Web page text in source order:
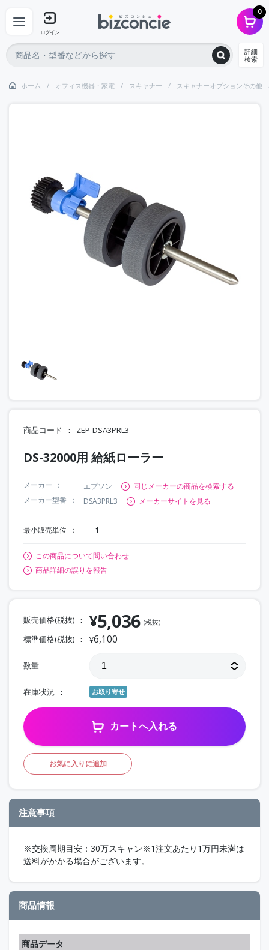
ログイン
0
詳細
検索
ホーム オフィス機器・家電 スキャナー スキャナーオプションその他
商品コード ZEP-DSA3PRL3
DS-32000用 給紙ローラー
メーカー エプソン
同じメーカーの商品を検索する
メーカー型番
DSA3PRL3 メーカーサイトを見る
最小販売単位 1
この商品について問い合わせ
商品詳細の誤りを報告
販売価格(税抜) ¥5,036 (税抜)
標準価格(税抜) ¥6,100
数量
在庫状況 お取り寄せ
カートへ入れる
お気に入りに追加
注意事項
※交換周期目安：30万スキャン※1注文あたり1万円未満は
送料がかかる場合がございます。
商品情報
商品データ